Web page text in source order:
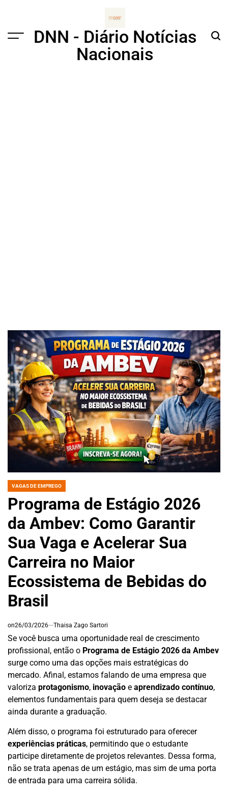
Menu
DNN - Diário Notícias
Nacionais
POSTED
VAGAS DE EMPREGO
Programa de Estágio 2026
da Ambev: Como Garantir
Sua Vaga e Acelerar Sua
Carreira no Maior
Ecossistema de Bebidas do
Brasil
on26/03/2026 Thaisa Zago Sartori
Se você busca uma oportunidade real de crescimento
profissional, então o Programa de Estágio 2026 da Ambev
surge como uma das opções mais estratégicas do
mercado. Afinal, estamos falando de uma empresa que
valoriza protagonismo, inovação e aprendizado contínuo,
elementos fundamentais para quem deseja se destacar
ainda durante a graduação.
Além disso, o programa foi estruturado para oferecer
experiências práticas, permitindo que o estudante
participe diretamente de projetos relevantes. Dessa forma,
não se trata apenas de um estágio, mas sim de uma porta
de entrada para uma carreira sólida.